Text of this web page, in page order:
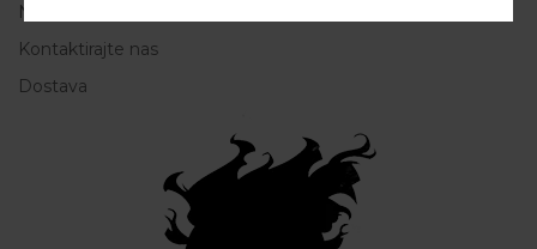
Načini plaćanja
Kontaktirajte nas
Dostava